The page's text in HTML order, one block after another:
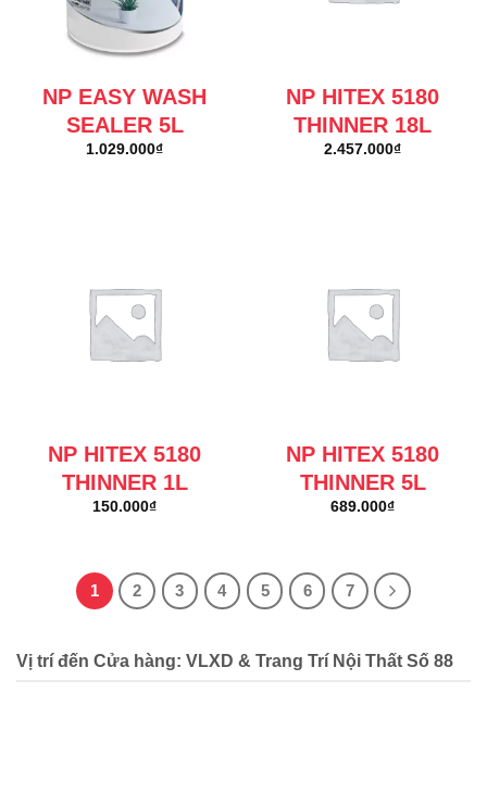
NP EASY WASH
SEALER 5L
1.029.000₫
NP HITEX 5180
THINNER 18L
2.457.000₫
NP HITEX 5180
THINNER 1L
150.000₫
NP HITEX 5180
THINNER 5L
689.000₫
1 2 3 4 5 6 7
Vị trí đến Cửa hàng: VLXD & Trang Trí Nội Thất Số 88